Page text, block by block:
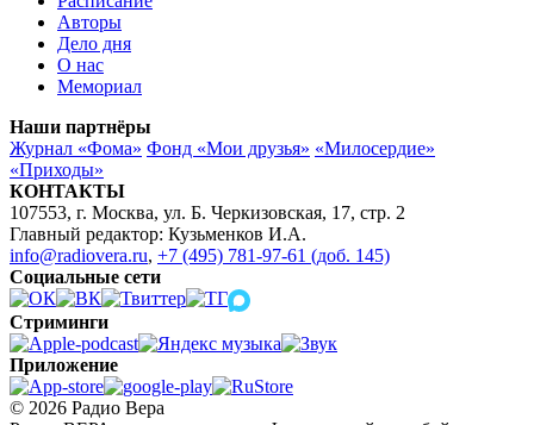
Авторы
Дело дня
О нас
Мемориал
Наши партнёры
Журнал «Фома» Фонд «Мои друзья» «Милосердие»
«Приходы»
КОНТАКТЫ
107553, г. Москва, ул. Б. Черкизовская, 17, стр. 2
Главный редактор: Кузьменков И.А.
info@radiovera.ru, +7 (495) 781-97-61 (доб. 145)
Социальные сети
Стриминги
Приложение
© 2026 Радио Вера